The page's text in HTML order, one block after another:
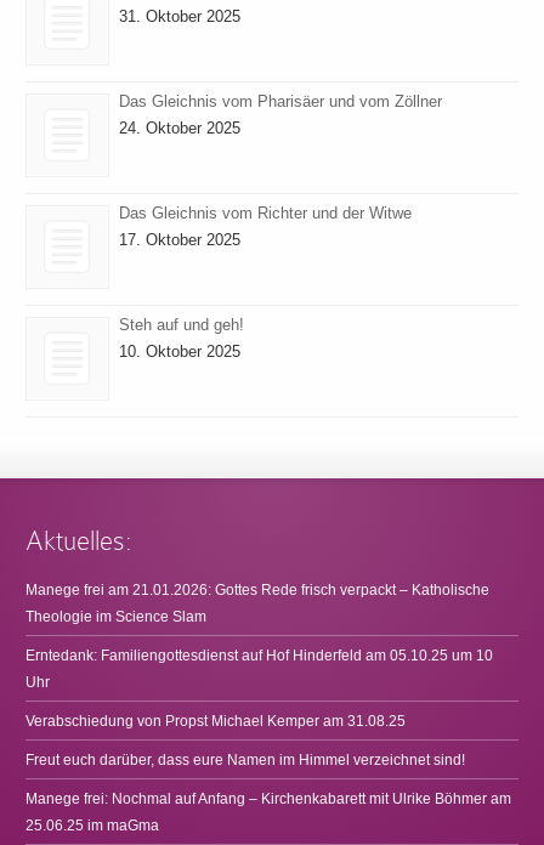
31. Oktober 2025
Das Gleichnis vom Pharisäer und vom Zöllner
24. Oktober 2025
Das Gleichnis vom Richter und der Witwe
17. Oktober 2025
Steh auf und geh!
10. Oktober 2025
Aktuelles:
Manege frei am 21.01.2026: Gottes Rede frisch verpackt – Katholische
Theologie im Science Slam
Erntedank: Familiengottesdienst auf Hof Hinderfeld am 05.10.25 um 10
Uhr
Verabschiedung von Propst Michael Kemper am 31.08.25
Freut euch darüber, dass eure Namen im Himmel verzeichnet sind!
Manege frei: Nochmal auf Anfang – Kirchenkabarett mit Ulrike Böhmer am
25.06.25 im maGma